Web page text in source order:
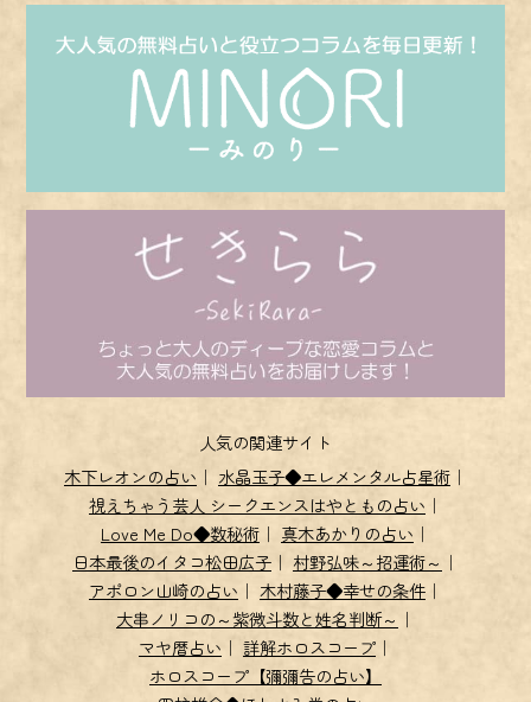
人気の関連サイト
木下レオンの占い ｜ 水晶玉子◆エレメンタル占星術 ｜
視えちゃう芸人 シークエンスはやともの占い ｜
Love Me Do◆数秘術 ｜ 真木あかりの占い ｜
日本最後のイタコ松田広子 ｜ 村野弘味～招運術～ ｜
アポロン山崎の占い ｜ 木村藤子◆幸せの条件 ｜
大串ノリコの～紫微斗数と姓名判断～ ｜
マヤ暦占い ｜ 詳解ホロスコープ ｜
ホロスコープ【彌彌告の占い】